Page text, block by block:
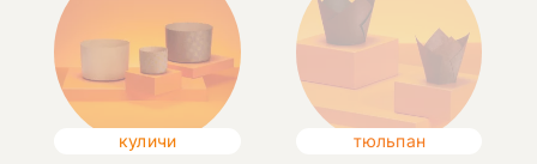
куличи тюльпан